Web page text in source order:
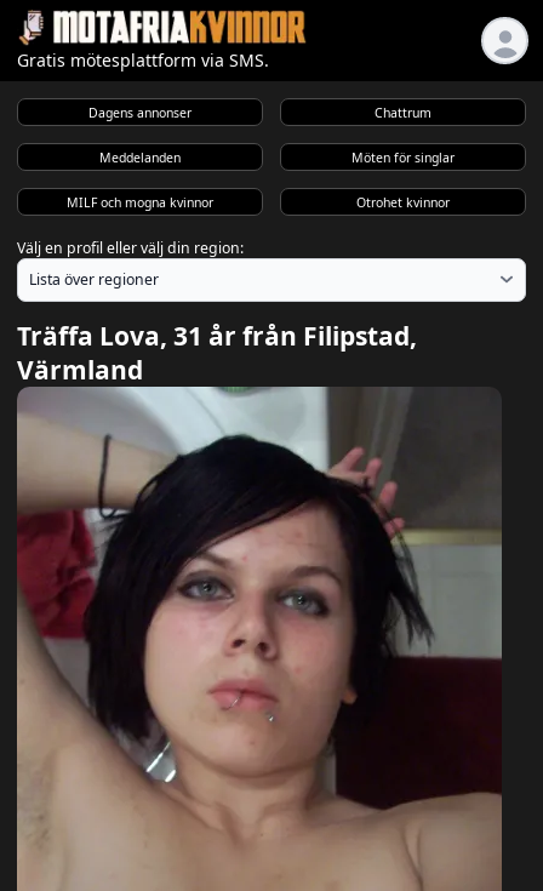
Gratis mötesplattform via SMS.
Dagens annonser Chattrum
Meddelanden Möten för singlar
MILF och mogna kvinnor Otrohet kvinnor
Välj en profil eller välj din region:
Träffa Lova, 31 år från Filipstad,
Värmland